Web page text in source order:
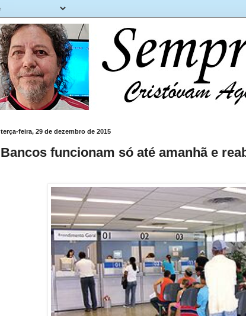
terça-feira, 29 de dezembro de 2015
Bancos funcionam só até amanhã e